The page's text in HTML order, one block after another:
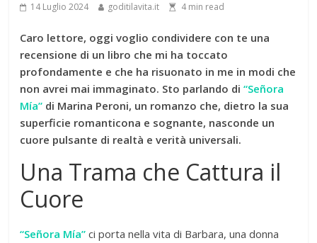
14 Luglio 2024 goditilavita.it 4min read
Caro lettore, oggi voglio condividere con te una
recensione di un libro che mi ha toccato
profondamente e che ha risuonato in me in modi che
non avrei mai immaginato. Sto parlando di“Señora
Mía” di Marina Peroni, un romanzo che, dietro la sua
superficie romanticona e sognante, nasconde un
cuore pulsante di realtà e verità universali.
Una Trama che Cattura il
Cuore
“Señora Mía” ci porta nella vita di Barbara, una donna